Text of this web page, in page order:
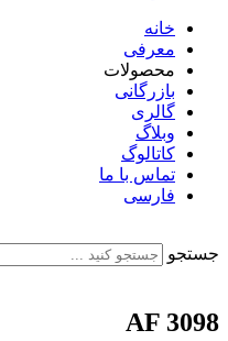
خانه
معرفی
محصولات
بازرگانی
گالری
وبلاگ
کاتالوگ
تماس با ما
فارسی
جستجو
AF 3098